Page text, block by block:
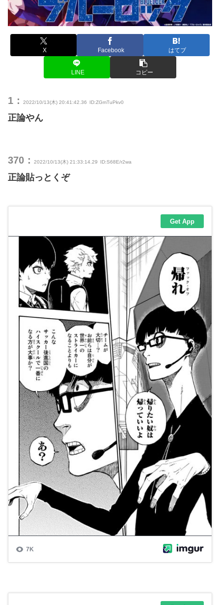
X Facebook はてブ
LINE コピー
1： 2022/10/13(木) 20:41:42.36 ID:ZGmTuPkv0
正論やん
370： 2022/10/13(木) 21:33:14.29 ID:S68E/r2wa
正論貼っとくぞ